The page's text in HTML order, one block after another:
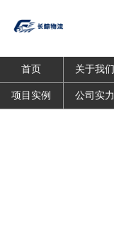
首页 关于我们
项目实例 公司实力